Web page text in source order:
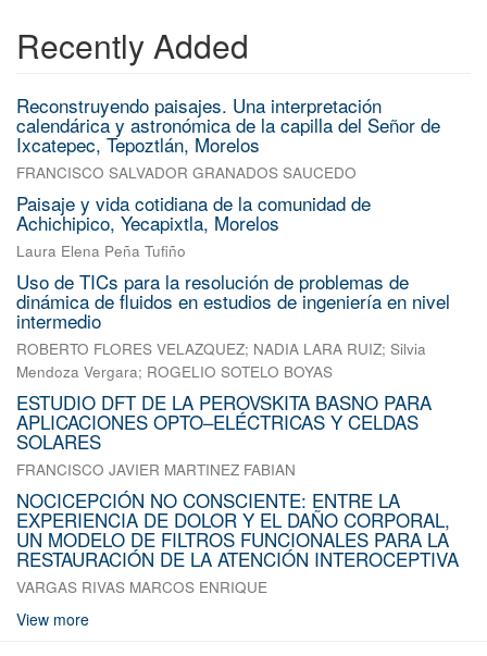
Recently Added
Reconstruyendo paisajes. Una interpretación
calendárica y astronómica de la capilla del Señor de
Ixcatepec, Tepoztlán, Morelos
FRANCISCO SALVADOR GRANADOS SAUCEDO
Paisaje y vida cotidiana de la comunidad de
Achichipico, Yecapixtla, Morelos
Laura Elena Peña Tufiño
Uso de TICs para la resolución de problemas de
dinámica de fluidos en estudios de ingeniería en nivel
intermedio
ROBERTO FLORES VELAZQUEZ; NADIA LARA RUIZ; Silvia
Mendoza Vergara; ROGELIO SOTELO BOYAS
ESTUDIO DFT DE LA PEROVSKITA BASNO PARA
APLICACIONES OPTO–ELÉCTRICAS Y CELDAS
SOLARES
FRANCISCO JAVIER MARTINEZ FABIAN
NOCICEPCIÓN NO CONSCIENTE: ENTRE LA
EXPERIENCIA DE DOLOR Y EL DAÑO CORPORAL,
UN MODELO DE FILTROS FUNCIONALES PARA LA
RESTAURACIÓN DE LA ATENCIÓN INTEROCEPTIVA
VARGAS RIVAS MARCOS ENRIQUE
View more